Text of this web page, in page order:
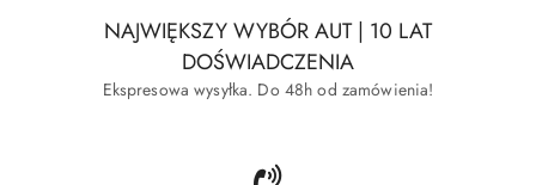
NAJWIĘKSZY WYBÓR AUT | 10 LAT
DOŚWIADCZENIA
Ekspresowa wysyłka. Do 48h od zamówienia!